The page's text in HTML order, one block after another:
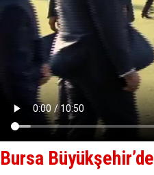
Bursa